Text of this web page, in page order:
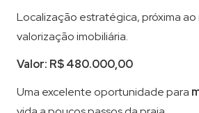
Localização estratégica, próxima
valorização imobiliária.
Valor: R$ 480.000,00
Uma excelente oportunidade para